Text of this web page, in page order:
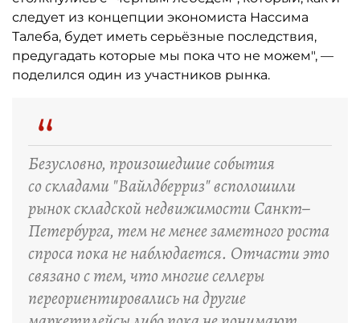
следует из концепции экономиста Нассима
Талеба, будет иметь серьёзные последствия,
предугадать которые мы пока что не можем", —
поделился один из участников рынка.
“
Безусловно, произошедшие события
со складами "Вайлдберриз" всполошили
рынок складской недвижимости Санкт–
Петербурга, тем не менее заметного роста
спроса пока не наблюдается. Отчасти это
связано с тем, что многие селлеры
переориентировались на другие